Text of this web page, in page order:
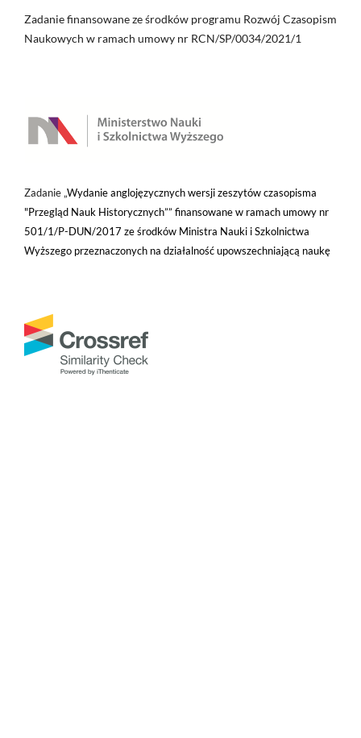
Zadanie finansowane ze środków programu Rozwój Czasopism
Naukowych w ramach umowy nr RCN/SP/0034/2021/1
Zadanie „Wydanie anglojęzycznych wersji zeszytów czasopisma
"Przegląd Nauk Historycznych”” finansowane w ramach umowy nr
501/1/P-DUN/2017 ze środków Ministra Nauki i Szkolnictwa
Wyższego przeznaczonych na działalność upowszechniającą naukę